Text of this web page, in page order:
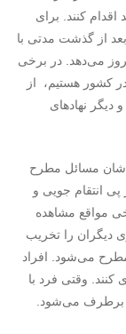
کنند. برای
بعد از گذشت مدتی با
می‌دهد. در برخی
کشور هستیم، از
نهادهای
مسائل مطرح
انتقام جویی و
مواقع مشاهده
دیگران را تخریب
می‌شود. افراد
کنند. وقتی فرد با
برطرف می‌شود.